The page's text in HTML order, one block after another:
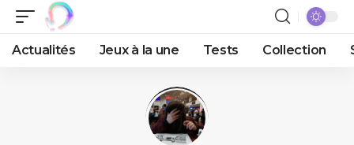
Actualités Jeux à la une Tests Collection